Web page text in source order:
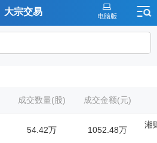
大宗交易
成交数量(股) 成交金额(元)
54.42万 1052.48万
湘